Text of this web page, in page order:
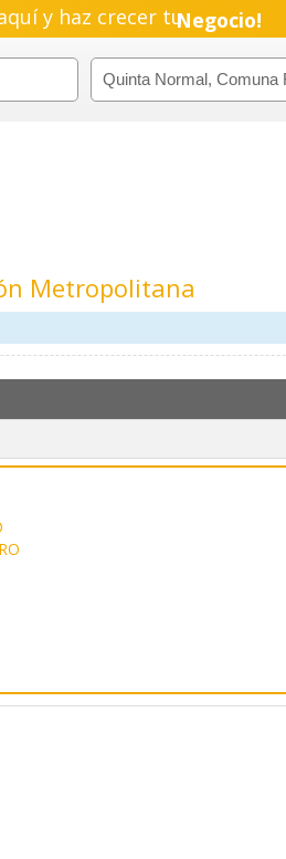
y haz crecer tu
Negocio!
Pyme!
Metropolitana